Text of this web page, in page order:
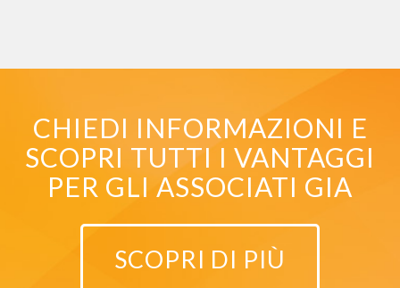
CHIEDI INFORMAZIONI E
SCOPRI TUTTI I VANTAGGI
PER GLI ASSOCIATI GIA
SCOPRI DI PIÙ